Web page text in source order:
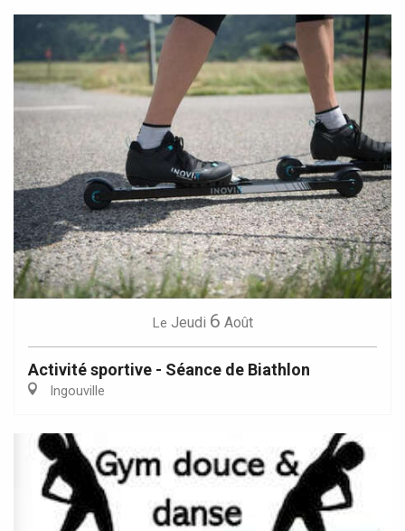
Le Jeudi 6 Août
Activité sportive - Séance de Biathlon
Ingouville